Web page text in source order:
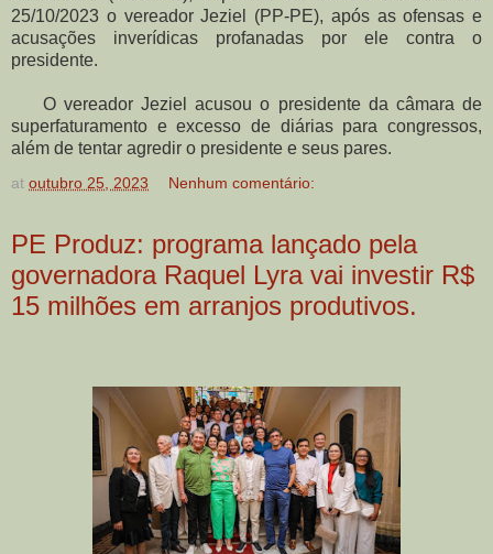
25/10/2023 o vereador Jeziel (PP-PE), após as ofensas e
acusações inverídicas profanadas por ele contra o
presidente.
O vereador Jeziel acusou o presidente da câmara de
superfaturamento e excesso de diárias para congressos,
além de tentar agredir o presidente e seus pares.
at outubro 25, 2023 Nenhum comentário:
PE Produz: programa lançado pela
governadora Raquel Lyra vai investir R$
15 milhões em arranjos produtivos.